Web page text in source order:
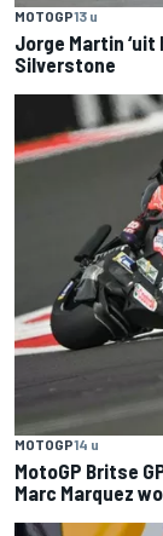
MOTOGP13 u
Jorge Martin
Silverstone
MOTOGP14 u
MotoGP Britse
Marc Marquez